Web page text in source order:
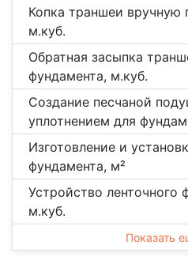
Копка траншеи вручную
м.куб.
Обратная засыпка
фундамента, м.куб.
Создание песчаной
уплотнением для
Изготовление и
фундамента, м²
Устройство ленточного
м.куб.
Показать